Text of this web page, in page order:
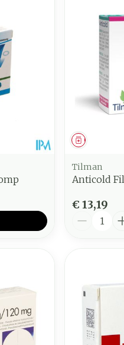
prijswaarden aan te
Tilman
Anticold
€ 13,19
Aantal